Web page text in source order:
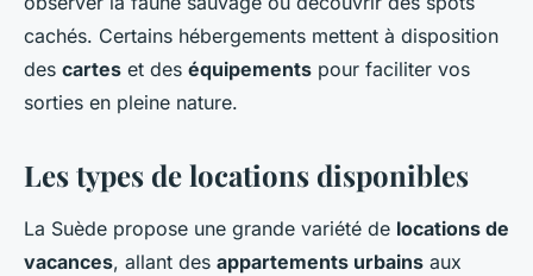
cachés. Certains hébergements mettent à disposition
des cartes et des équipements pour faciliter vos
sorties en pleine nature.
Les types de locations disponibles
La Suède propose une grande variété de locations de
vacances, allant des appartements urbains aux